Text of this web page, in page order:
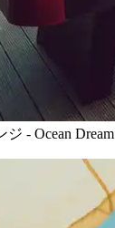
- Ocean Dream